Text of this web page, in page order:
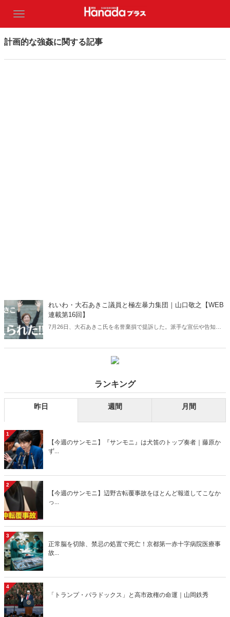
計画的な強姦に関する記事
れいわ・大石あきこ議員と極左暴力集団｜山口敬之【WEB
連載第16回】
7月26日、大石あきこ氏を名誉棄損で提訴した。派手な宣伝や告知は
まで募っているという――。「大石あきこ」とは一体どういう政治家
ランキング
昨日 週間 月間
1
【今週のサンモニ】『サンモニ』は犬笛のトップ奏者｜藤原か
ず...
2
【今週のサンモニ】辺野古転覆事故をほとんど報道してこなか
っ...
3
正常脳を切除、禁忌の処置で死亡！京都第一赤十字病院医療事
故...
4
「トランプ・パラドックス」と高市政権の命運｜山岡鉄秀